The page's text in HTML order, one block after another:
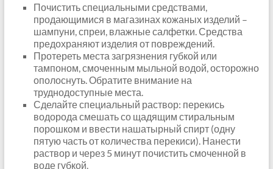
Почистить специальными средствами,
продающимися в магазинах кожаных изделий –
шампуни, спреи, влажные салфетки. Средства
предохраняют изделия от повреждений.
Протереть места загрязнения губкой или
тампоном, смоченным мыльной водой, осторожно
ополоснуть. Обратите внимание на
труднодоступные места.
Сделайте специальный раствор: перекись
водорода смешать со щадящим стиральным
порошком и ввести нашатырный спирт (одну
пятую часть от количества перекиси). Нанести
раствор и через 5 минут почистить смоченной в
воде губкой.